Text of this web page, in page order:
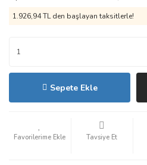
1.926,94 TL den başlayan taksitlerle!
Sepete Ekle
Tavsiye Et